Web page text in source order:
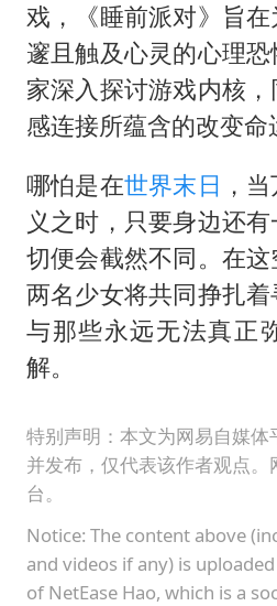
戏，《睡前派对》旨
邃且触及心灵的心理
家深入探讨游戏内核
感连接所蕴含的改变命
哪怕是在世界末日 ，
义之时，只要身边还
切便会截然不同。在这
两名少女将共同挣扎
与那些永远无法真正
解。
特别声明：本文为网易自媒体
并发布，仅代表该作者观点
台。
Notice: The content above
and videos if any) is
of NetEase Hao, which is a